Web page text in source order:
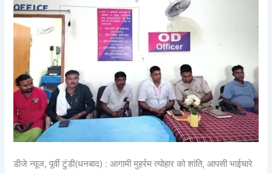
डीजे न्यूज, पूर्वी टुंडी(धनबाद) : आगामी मुहर्रम त्योहार को शांति, आपसी भाईचारे